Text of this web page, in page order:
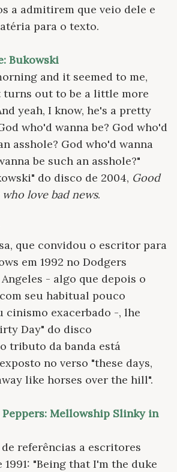
a admitirem que veio dele e
para o texto.
Bukowski
and it seemed to me,
out to be a little more
yeah, I know, he's a pretty
who'd wanna be? God who'd
asshole? God who'd wanna
be such an asshole?"
do disco de 2004, Good
love bad news.
que convidou o escritor para
em 1992 no Dodgers
- algo que depois o
seu habitual pouco
cinismo exacerbado -, lhe
Day" do disco
tributo da banda está
no verso "these days,
like horses over the hill".
Mellowship Slinky in
referências a escritores
"Being that I'm the duke